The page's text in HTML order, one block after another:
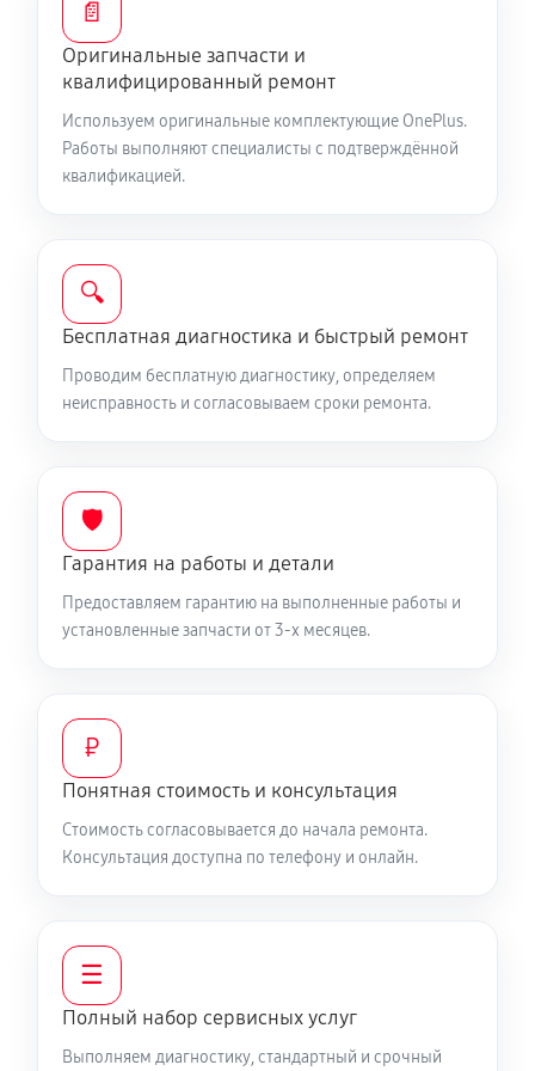
Замена вибромотора телефона
300 руб 30 минут
Замена разъема наушников телефона
320 руб 35 минут
Замена микросхем питания телефона
260 руб 50 минут
Восстановление данных телефона
Замена держателя SIM-карты телефона
Русификация телефона
350 руб 40 минут
Замена аккумулятора (батареи) телефона
650 руб 30 минут
Прошивка телефона телефона OnePlus Nord 2 5G
630 руб 40 минут
📄
Оригинальные запчасти и
квалифицированный ремонт
Используем оригинальные комплектующие OnePlus.
Работы выполняют специалисты с подтверждённой
квалификацией.
🔍
Бесплатная диагностика и быстрый ремонт
Проводим бесплатную диагностику, определяем
неисправность и согласовываем сроки ремонта.
🛡️
Гарантия на работы и детали
Предоставляем гарантию на выполненные работы и
установленные запчасти от 3-х месяцев.
₽
Понятная стоимость и консультация
Стоимость согласовывается до начала ремонта.
Консультация доступна по телефону и онлайн.
☰
Полный набор сервисных услуг
Выполняем диагностику, стандартный и срочный